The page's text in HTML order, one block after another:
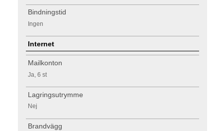
Bindningstid
Ingen
Internet
Mailkonton
Ja, 6 st
Lagringsutrymme
Nej
Brandvägg